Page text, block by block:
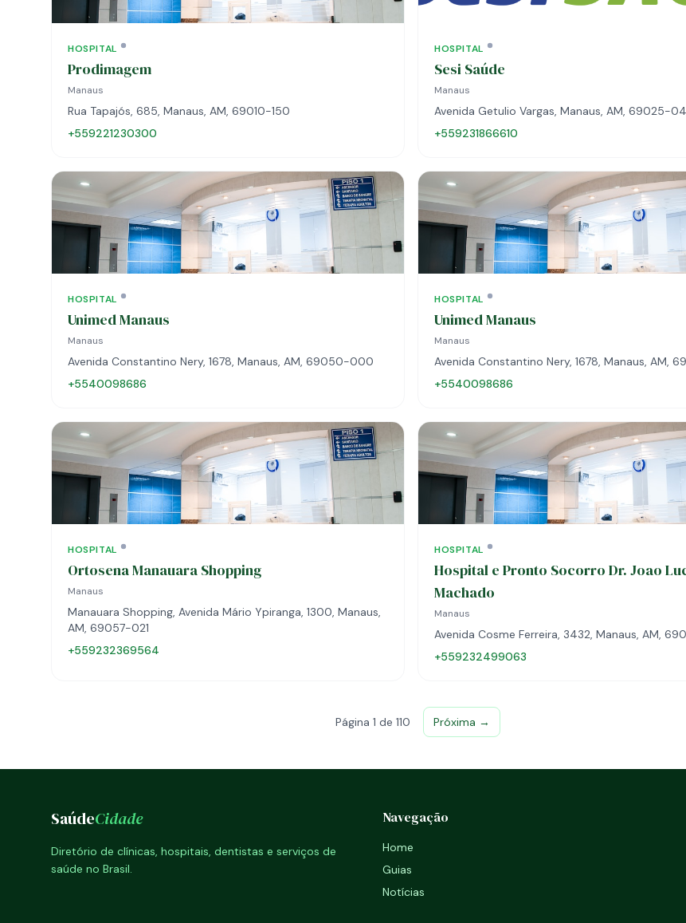
HOSPITAL
Prodimagem
Manaus
Rua Tapajós, 685, Manaus, AM, 69010-150
+559221230300
HOSPITAL
Sesi Saúde
Manaus
Avenida Getulio Vargas, Manaus, AM, 69025-
+559231866610
HOSPITAL
Unimed Manaus
Manaus
Avenida Constantino Nery, 1678, Manaus, AM, 69050-000
+5540098686
HOSPITAL
Unimed Manaus
Manaus
Avenida Constantino Nery, 1678, Manaus, AM,
+5540098686
HOSPITAL
Ortosena Manauara Shopping
Manaus
Manauara Shopping, Avenida Mário Ypiranga, 1300, Manaus,
AM, 69057-021
+559232369564
HOSPITAL
Hospital e Pronto Socorro Dr. Joao
Machado
Manaus
Avenida Cosme Ferreira, 3432, Manaus, AM,
+559232499063
Página 1 de 110 Próxima →
SaúdeCidade
Diretório de clínicas, hospitais, dentistas e serviços de
saúde no Brasil.
Navegação
Home
Guias
Notícias